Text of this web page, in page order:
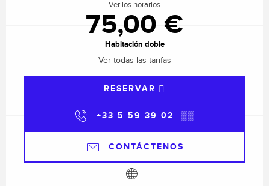
Ver los horarios
75,00 €
Habitación doble
Ver todas las tarifas
RESERVAR
+33 5 59 39 02 ▒▒
CONTÁCTENOS